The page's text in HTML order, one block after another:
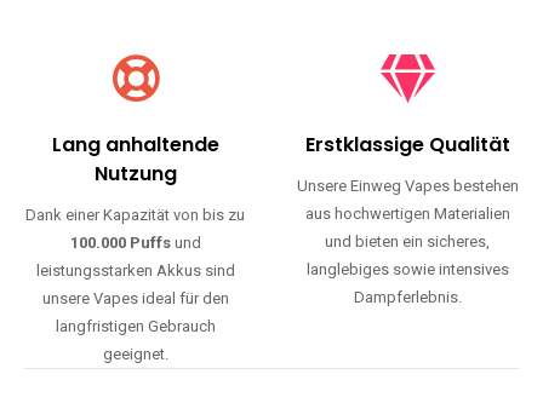
Lang anhaltende
Nutzung
Dank einer Kapazität von bis zu
100.000 Puffsund
leistungsstarken Akkus sind
unsere Vapes ideal für den
langfristigen Gebrauch
geeignet.
Erstklassige Qualität
Unsere Einweg Vapes bestehen
aus hochwertigen Materialien
und bieten ein sicheres,
langlebiges sowie intensives
Dampferlebnis.